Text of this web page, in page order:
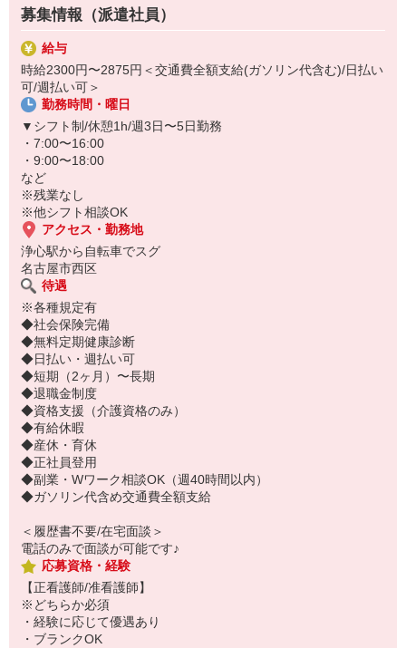
・服薬管理
・介護職員や訪問医との連携
・看護記録の作成 等
日勤のみでシフトの融通が利くので、
無理なく長く続けられますよ♪
周囲とのコミュニケーションを大切にできる方、大歓迎◎
募集情報（派遣社員）
給与
時給2300円〜2875円＜交通費全額支給(ガソリン代含む)/日払い
可/週払い可＞
勤務時間・曜日
▼シフト制/休憩1h/週3日〜5日勤務
・7:00〜16:00
・9:00〜18:00
など
※残業なし
※他シフト相談OK
アクセス・勤務地
浄心駅から自転車でスグ
名古屋市西区
待遇
※各種規定有
◆社会保険完備
◆無料定期健康診断
◆日払い・週払い可
◆短期（2ヶ月）〜長期
◆退職金制度
◆資格支援（介護資格のみ）
◆有給休暇
◆産休・育休
◆正社員登用
◆副業・Wワーク相談OK（週40時間以内）
◆ガソリン代含め交通費全額支給
＜履歴書不要/在宅面談＞
電話のみで面談が可能です♪
応募資格・経験
【正看護師/准看護師】
※どちらか必須
・経験に応じて優遇あり
・ブランクOK